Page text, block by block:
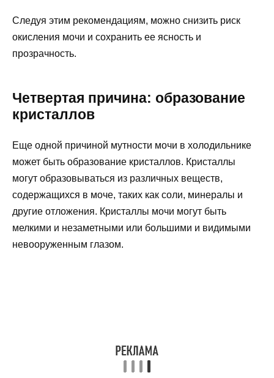
Следуя этим рекомендациям, можно снизить риск
окисления мочи и сохранить ее ясность и
прозрачность.
Четвертая причина: образование
кристаллов
Еще одной причиной мутности мочи в холодильнике
может быть образование кристаллов. Кристаллы
могут образовываться из различных веществ,
содержащихся в моче, таких как соли, минералы и
другие отложения. Кристаллы мочи могут быть
мелкими и незаметными или большими и видимыми
невооруженным глазом.